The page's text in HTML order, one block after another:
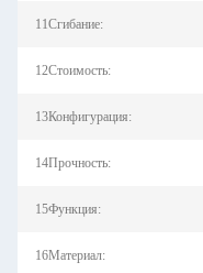
11Сгибание:
12Стоимость:
13Конфигурация:
14Прочность:
15Функция:
16Материал: